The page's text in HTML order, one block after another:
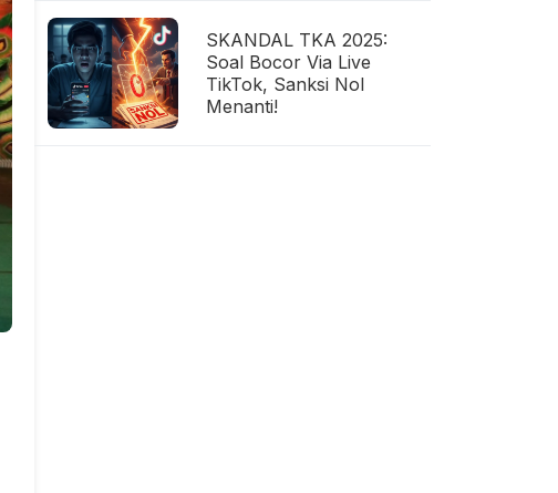
SKANDAL TKA 2025:
Soal Bocor Via Live
TikTok, Sanksi Nol
Menanti!